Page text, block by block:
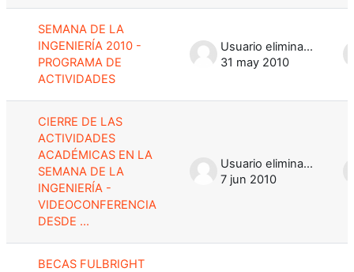
SEMANA DE LA
INGENIERÍA 2010 -
PROGRAMA DE
ACTIVIDADES
Usuario eliminado
31 may 2010
CIERRE DE LAS
ACTIVIDADES
ACADÉMICAS EN LA
SEMANA DE LA
INGENIERÍA -
VIDEOCONFERENCIA
DESDE ...
Usuario eliminado
7 jun 2010
BECAS FULBRIGHT